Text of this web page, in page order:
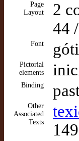
Page
Layout
2
44
Font
Pictorial
elements
Binding
Other
Associated
Texts